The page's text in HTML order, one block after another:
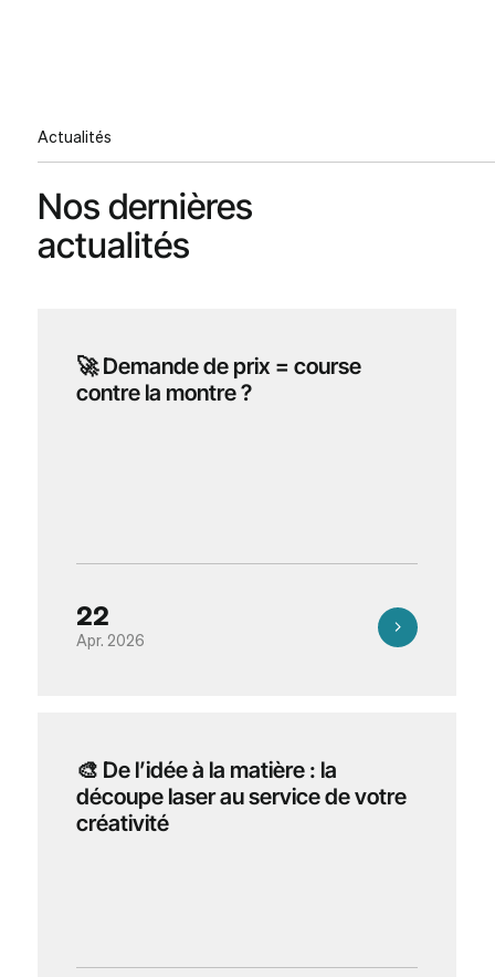
Actualités
Nos dernières
actualités
🚀 Demande de prix = course
contre la montre ?
22
Apr. 2026
🎨 De l’idée à la matière : la
découpe laser au service de votre
créativité